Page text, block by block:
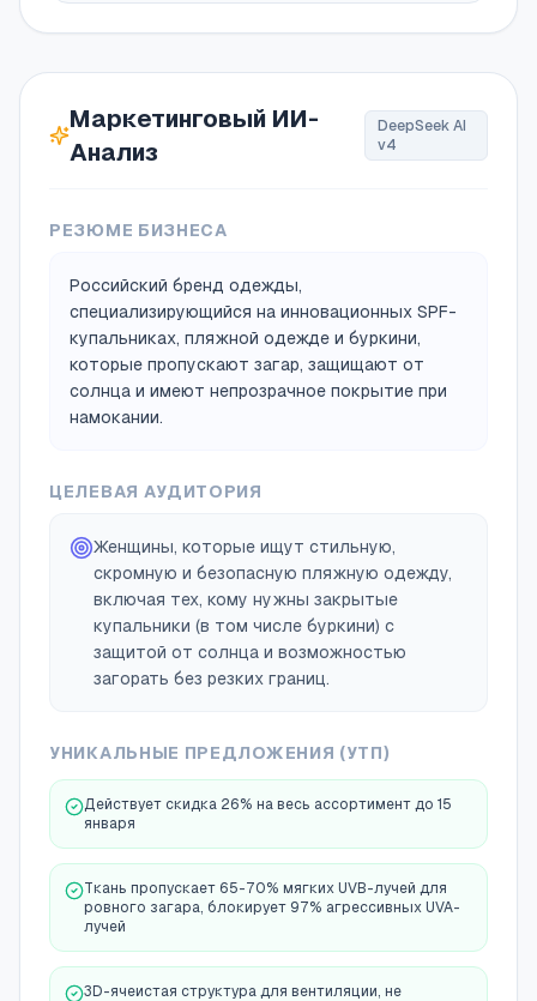
Маркетинговый ИИ-
Анализ
DeepSeek AI
v4
РЕЗЮМЕ БИЗНЕСА
Российский бренд одежды,
специализирующийся на инновационных SPF-
купальниках, пляжной одежде и буркини,
которые пропускают загар, защищают от
солнца и имеют непрозрачное покрытие при
намокании.
ЦЕЛЕВАЯ АУДИТОРИЯ
Женщины, которые ищут стильную,
скромную и безопасную пляжную одежду,
включая тех, кому нужны закрытые
купальники (в том числе буркини) с
защитой от солнца и возможностью
загорать без резких границ.
УНИКАЛЬНЫЕ ПРЕДЛОЖЕНИЯ (УТП)
Действует скидка 26% на весь ассортимент до 15
января
Ткань пропускает 65-70% мягких UVB-лучей для
ровного загара, блокирует 97% агрессивных UVA-
лучей
3D-ячеистая структура для вентиляции, не